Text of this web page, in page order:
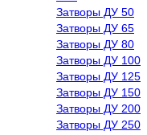
Затворы ДУ 50
Затворы ДУ 65
Затворы ДУ 80
Затворы ДУ 100
Затворы ДУ 125
Затворы ДУ 150
Затворы ДУ 200
Затворы ДУ 250